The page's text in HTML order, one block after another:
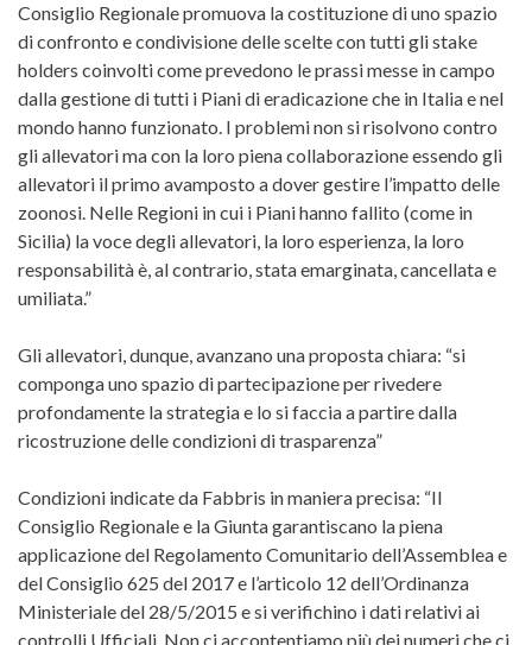
Consiglio Regionale promuova la costituzione di uno spazio
di confronto e condivisione delle scelte con tutti gli stake
holders coinvolti come prevedono le prassi messe in campo
dalla gestione di tutti i Piani di eradicazione che in Italia e nel
mondo hanno funzionato. I problemi non si risolvono contro
gli allevatori ma con la loro piena collaborazione essendo gli
allevatori il primo avamposto a dover gestire l’impatto delle
zoonosi. Nelle Regioni in cui i Piani hanno fallito (come in
Sicilia) la voce degli allevatori, la loro esperienza, la loro
responsabilità è, al contrario, stata emarginata, cancellata e
umiliata.”
Gli allevatori, dunque, avanzano una proposta chiara: “si
componga uno spazio di partecipazione per rivedere
profondamente la strategia e lo si faccia a partire dalla
ricostruzione delle condizioni di trasparenza”
Condizioni indicate da Fabbris in maniera precisa: “Il
Consiglio Regionale e la Giunta garantiscano la piena
applicazione del Regolamento Comunitario dell’Assemblea e
del Consiglio 625 del 2017 e l’articolo 12 dell’Ordinanza
Ministeriale del 28/5/2015 e si verifichino i dati relativi ai
controlli Ufficiali. Non ci accontentiamo più dei numeri che ci